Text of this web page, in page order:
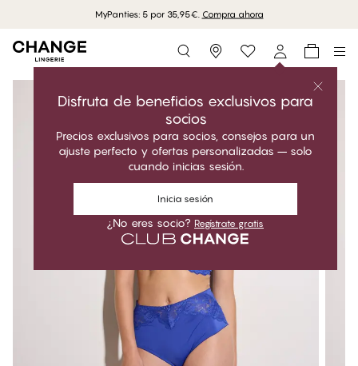
MyPanties: 5 por 35,95€. Compra ahora
Storefinder
Disfruta de beneficios exclusivos para
socios
Precios exclusivos para socios, consejos para un
ajuste perfecto y ofertas personalizadas – solo
cuando inicias sesión.
Inicia sesión
¿No eres socio? Regístrate gratis